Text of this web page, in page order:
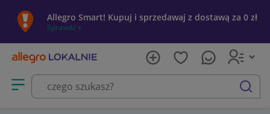
Allegro Smart! Kupuj i sprzedawaj z dostawą za 0 zł
Sprawdź »
Otwórz menu z kategoriami
szukaj